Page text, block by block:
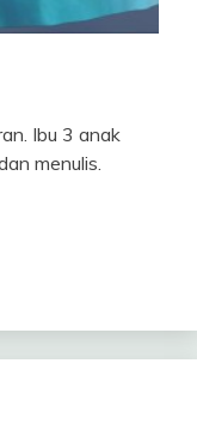
Ibu 3 anak
menulis.